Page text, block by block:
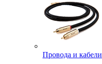
Провода и кабели